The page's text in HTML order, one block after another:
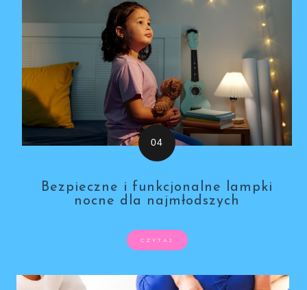
Bezpieczne i funkcjonalne lampki
nocne dla najmłodszych
CZYTAJ